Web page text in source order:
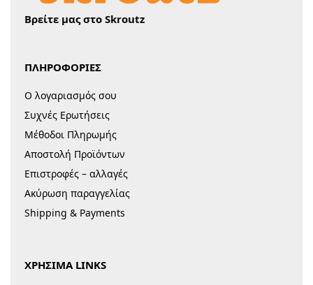
Βρείτε μας στο Skroutz
ΠΛΗΡΟΦΟΡΙΕΣ
Ο λογαριασμός σου
Συχνές Ερωτήσεις
Μέθοδοι Πληρωμής
Αποστολή Προϊόντων
Επιστροφές – αλλαγές
Ακύρωση παραγγελίας
Shipping & Payments
ΧΡΗΣΙΜΑ LINKS